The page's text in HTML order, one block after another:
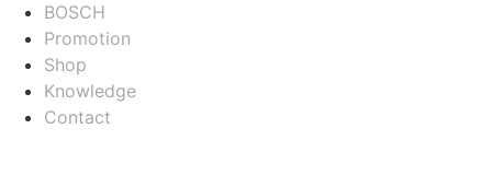
BOSCH
Promotion
Shop
Knowledge
Contact